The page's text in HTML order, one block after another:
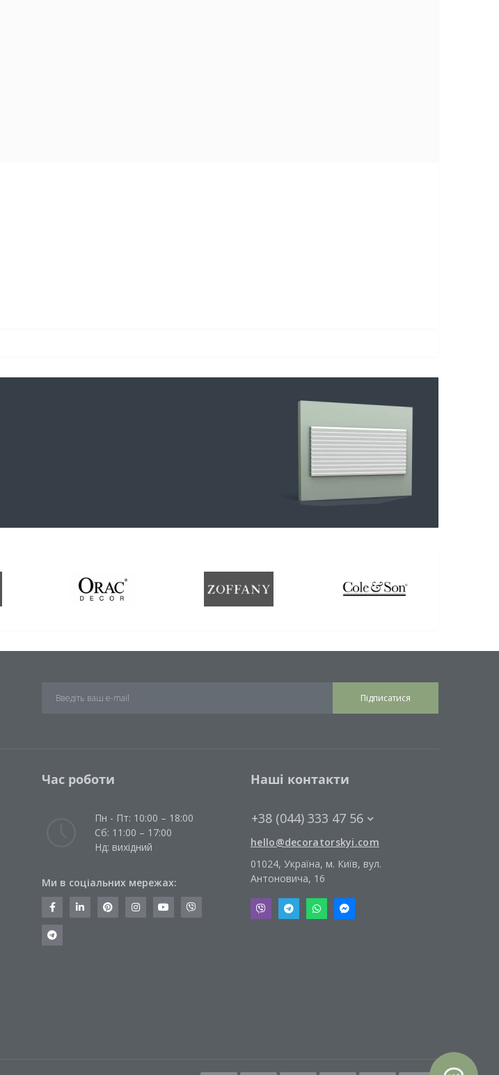
Підписатися
Час роботи
Пн - Пт: 10:00 – 18:00
Сб: 11:00 – 17:00
Нд: вихідний
Ми в соціальних мережах:
Наші контакти
+38 (044) 333 47 56
hello@decoratorskyi.com
01024, Україна, м. Київ, вул.
Антоновича, 16